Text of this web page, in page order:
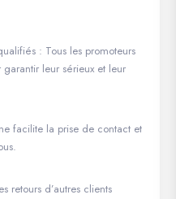
: Tous les promoteurs
leur sérieux et leur
facilite la prise de contact et
retours d’autres clients